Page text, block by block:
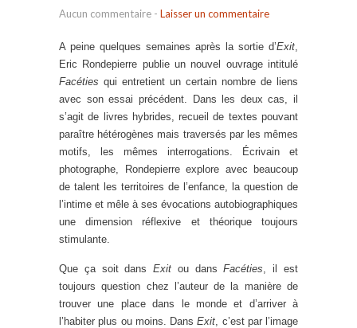
Aucun commentaire - Laisser un commentaire
A peine quelques semaines après la sortie d’Exit
Eric Rondepierre publie un nouvel ouvrage intitulé
Facéties qui entretient un certain nombre de liens
avec son essai précédent. Dans les deux cas, il
s’agit de livres hybrides, recueil de textes pouvant
paraître hétérogènes mais traversés par les mêmes
motifs, les mêmes interrogations. Écrivain et
photographe, Rondepierre explore avec beaucoup
de talent les territoires de l’enfance, la question de
l’intime et mêle à ses évocations autobiographiques
une dimension réflexive et théorique toujours
stimulante.
Que ça soit dansExit ou dansFacéties , il est
toujours question chez l’auteur de la manière de
trouver une place dans le monde et d’arriver à
l’habiter plus ou moins. DansExit , c’est par l’image